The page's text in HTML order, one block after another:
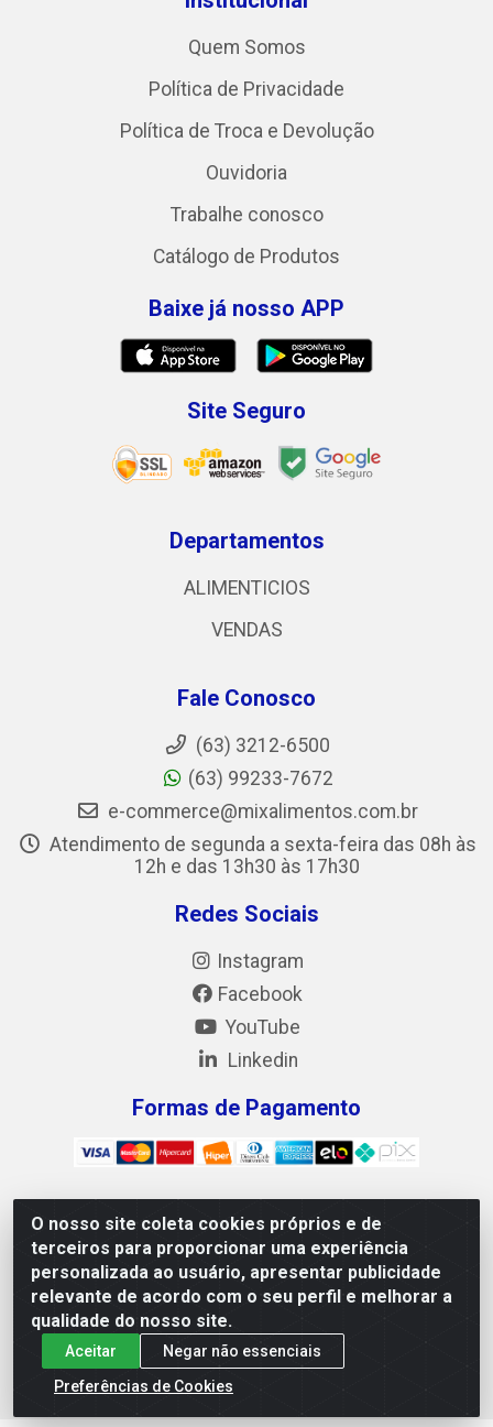
O nosso site coleta cookies próprios e de
terceiros para proporcionar uma experiência
personalizada ao usuário, apresentar publicidade
relevante de acordo com o seu perfil e melhorar a
qualidade do nosso site.
Aceitar
Negar não essenciais
Preferências de Cookies
Quem Somos
Política de Privacidade
Política de Troca e Devolução
Ouvidoria
Trabalhe conosco
Catálogo de Produtos
Baixe já nosso APP
Site Seguro
Departamentos
ALIMENTICIOS
VENDAS
Fale Conosco
(63) 3212-6500
(63) 99233-7672
e-commerce@mixalimentos.com.br
Atendimento de segunda a sexta-feira das 08h às
12h e das 13h30 às 17h30
Redes Sociais
Instagram
Facebook
YouTube
Linkedin
Formas de Pagamento
Mix Alimentos LTDA - Quadra Asr Ne 55 (412 Norte), Alameda
02, S/N - Plano Diretor Norte, Palmas/TO - CEP 77.006-540 -
CNPJ 05.922.500/0001-02